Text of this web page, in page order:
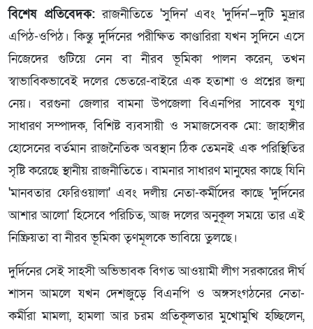
বিশেষ প্রতিবেদক:রাজনীতিতে 'সুদিন' এবং 'দুর্দিন'—দুটি মুদ্রার
এপিঠ-ওপিঠ। কিন্তু দুর্দিনের পরীক্ষিত কাণ্ডারিরা যখন সুদিনে এসে
নিজেদের গুটিয়ে নেন বা নীরব ভূমিকা পালন করেন, তখন
স্বাভাবিকভাবেই দলের ভেতরে-বাইরে এক হতাশা ও প্রশ্নের জন্ম
নেয়। বরগুনা জেলার বামনা উপজেলা বিএনপির সাবেক যুগ্ম
সাধারণ সম্পাদক, বিশিষ্ট ব্যবসায়ী ও সমাজসেবক মো: জাহাঙ্গীর
হোসেনের বর্তমান রাজনৈতিক অবস্থান ঠিক তেমনই এক পরিস্থিতির
সৃষ্টি করেছে স্থানীয় রাজনীতিতে। বামনার সাধারণ মানুষের কাছে যিনি
'মানবতার ফেরিওয়ালা' এবং দলীয় নেতা-কর্মীদের কাছে 'দুর্দিনের
আশার আলো' হিসেবে পরিচিত, আজ দলের অনুকূল সময়ে তার এই
নিষ্ক্রিয়তা বা নীরব ভূমিকা তৃণমূলকে ভাবিয়ে তুলছে।
দুর্দিনের সেই সাহসী অভিভাবক বিগত আওয়ামী লীগ সরকারের দীর্ঘ
শাসন আমলে যখন দেশজুড়ে বিএনপি ও অঙ্গসংগঠনের নেতা-
কর্মীরা মামলা, হামলা আর চরম প্রতিকূলতার মুখোমুখি হচ্ছিলেন,